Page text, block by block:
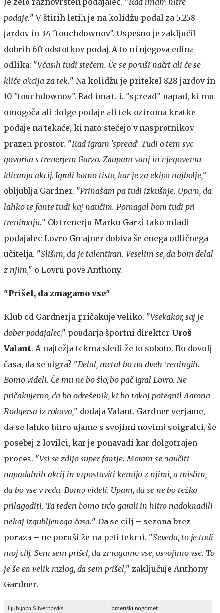
podaje." V štirih letih je na kolidžu podal za 5.258
jardov in 34 "touchdownov". Uspešno je zaključil
dobrih 60 odstotkov podaj. A to ni njegova edina
odlika: "Včasih tudi stečem. Če se poruši načrt ali če se
kliče akcija za tek." Na kolidžu je pritekel 828 jardov in
10 "touchdownov". Rad ima t. i. "spread" napad, ki mu
omogoča ali dolge podaje ali tek oziroma kratke
podaje na tekače, ki nato stečejo v nasprotnikov
prazen prostor. "Rad igram 'spread'. Tudi o tem sva
govorila s trenerjem Garzo. Zaupam vanj in njegovemu
klicanju akcij. Igrali bomo tisto, kar je za ekipo najbolje,"
obljublja Gardner. "Prinašam pa tudi izkušnje. Upam, da
lahko te fante tudi kaj naučim. Pomagal bom tudi pri
treniranju." Ob trenerju Marku Garzi tako mladi
podajalec Lovro Gmajner dobiva še enega odličnega
učitelja. "Slišim, da je talentiran. Veselim se, da bom delal
z njim," o Lovru pove Anthony.
"Prišel, da zmagamo vse"
Klub od Gardnerja pričakuje veliko. "Vsekakor, saj je
dober podajalec," poudarja športni direktor Uroš
Valant. A najtežja tekma sledi že to soboto. Bo dovolj
časa, da se uigra? "Delal, metal bo na dveh treningih.
Bomo videli. Če mu ne bo šlo, bo pač igral Lovro. Ne
pričakujemo, da bo odrešenik, ki bo takoj potegnil Aarona
Rodgersa iz rokava," dodaja Valant. Gardner verjame,
da se lahko hitro ujame s svojimi novimi soigralci, še
posebej z lovilci, kar je ponavadi kar dolgotrajen
proces. "Vsi se zdijo super fantje. Moram se naučiti
napadalnih akcij in vzpostaviti kemijo z njimi, a mislim,
da bo vse v redu. Bomo videli. Upam, da se ne bo težko
prilagoditi. Ta teden bomo trdo garali in hitro nadoknadili
nekaj izgubljenega časa." Da se cilj – sezona brez
poraza – ne poruši že na peti tekmi. "Seveda, to je tudi
moj cilj. Sem sem prišel, da zmagamo vse, osvojimo vse. To
je še en velik razlog, da sem prišel," zaključuje Anthony
Gardner.
Ljubljana Silverhawks ameriški nogomet